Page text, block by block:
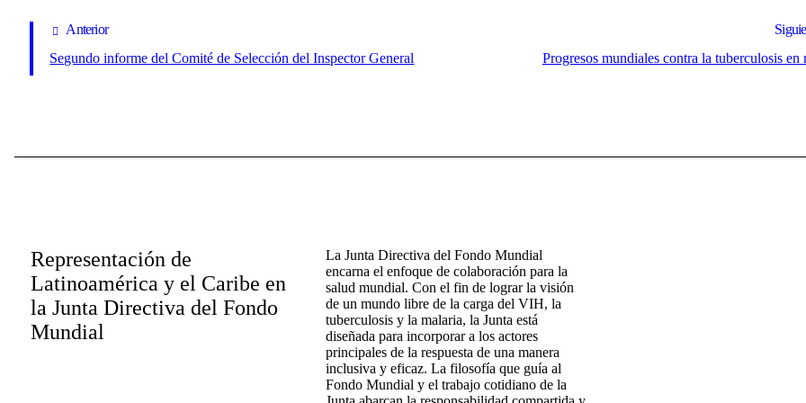
Anterior
Segundo informe del Comité de Selección del Inspector General
Progresos mundiales contra la tuberculosis en
Representación de
Latinoamérica y el Caribe en
la Junta Directiva del Fondo
Mundial
La Junta Directiva del Fondo Mundial
encarna el enfoque de colaboración para la
salud mundial. Con el fin de lograr la visión
de un mundo libre de la carga del VIH, la
tuberculosis y la malaria, la Junta está
diseñada para incorporar a los actores
principales de la respuesta de una manera
inclusiva y eficaz. La filosofía que guía al
Fondo Mundial y el trabajo cotidiano de la